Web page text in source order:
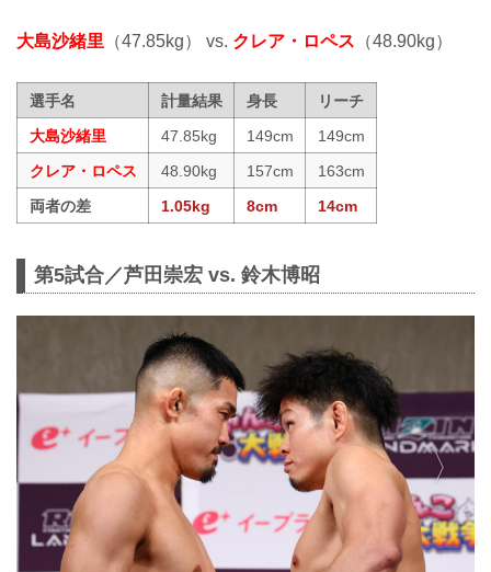
大島沙緒里 （47.85kg） vs. クレア・ロペス （48.90kg）
選手名 計量結果 身長
リーチ
大島沙緒里
47.85kg 149cm
149cm
クレア・ロペス
48.90kg 157cm
163cm
両者の差
1.05kg 8cm 14cm
第5試合／芦田崇宏 vs. 鈴木博昭